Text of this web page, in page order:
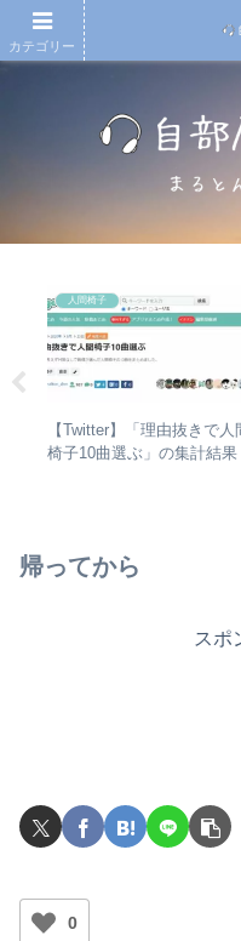
人間椅子
【Twitter】「理由抜きで人
椅子10曲選ぶ」の集計結果
帰ってから
スポ
0
カテゴリー